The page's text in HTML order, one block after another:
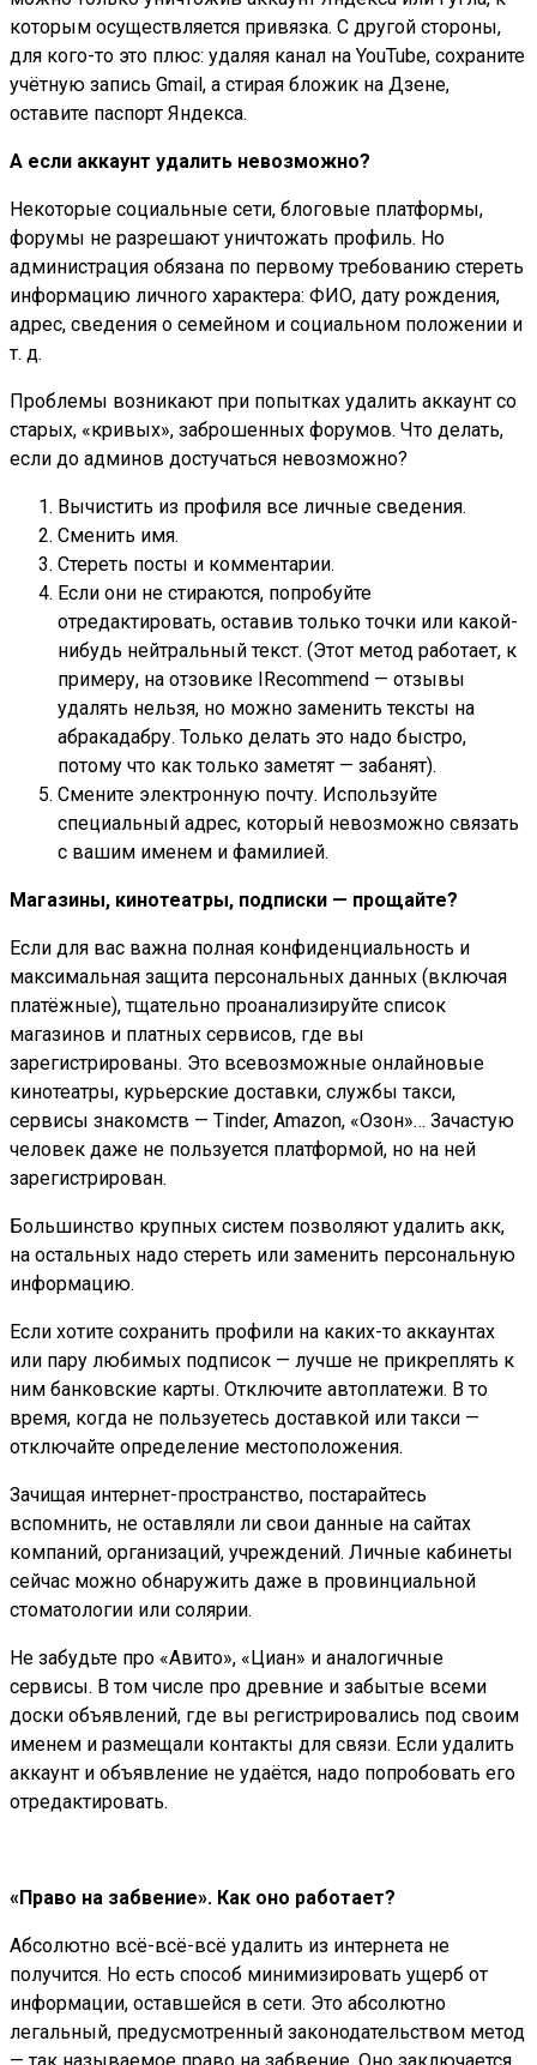
которым осуществляется привязка. С другой стороны,
для кого-то это плюс: удаляя канал на YouTube, сохраните
учётную запись Gmail, а стирая бложик на Дзене,
оставите паспорт Яндекса.
А если аккаунт удалить невозможно?
Некоторые социальные сети, блоговые платформы,
форумы не разрешают уничтожать профиль. Но
администрация обязана по первому требованию стереть
информацию личного характера: ФИО, дату рождения,
адрес, сведения о семейном и социальном положении и
т. д.
Проблемы возникают при попытках удалить аккаунт со
старых, «кривых», заброшенных форумов. Что делать,
если до админов достучаться невозможно?
Вычистить из профиля все личные сведения.
Сменить имя.
Стереть посты и комментарии.
Если они не стираются, попробуйте
отредактировать, оставив только точки или какой-
нибудь нейтральный текст. (Этот метод работает, к
примеру, на отзовике IRecommend — отзывы
удалять нельзя, но можно заменить тексты на
абракадабру. Только делать это надо быстро,
потому что как только заметят — забанят).
Смените электронную почту. Используйте
специальный адрес, который невозможно связать
с вашим именем и фамилией.
Магазины, кинотеатры, подписки — прощайте?
Если для вас важна полная конфиденциальность и
максимальная защита персональных данных (включая
платёжные), тщательно проанализируйте список
магазинов и платных сервисов, где вы
зарегистрированы. Это всевозможные онлайновые
кинотеатры, курьерские доставки, службы такси,
сервисы знакомств — Tinder, Amazon, «Озон»… Зачастую
человек даже не пользуется платформой, но на ней
зарегистрирован.
Большинство крупных систем позволяют удалить акк,
на остальных надо стереть или заменить персональную
информацию.
Если хотите сохранить профили на каких-то аккаунтах
или пару любимых подписок — лучше не прикреплять к
ним банковские карты. Отключите автоплатежи. В то
время, когда не пользуетесь доставкой или такси —
отключайте определение местоположения.
Зачищая интернет-пространство, постарайтесь
вспомнить, не оставляли ли свои данные на сайтах
компаний, организаций, учреждений. Личные кабинеты
сейчас можно обнаружить даже в провинциальной
стоматологии или солярии.
Не забудьте про «Авито», «Циан» и аналогичные
сервисы. В том числе про древние и забытые всеми
доски объявлений, где вы регистрировались под своим
именем и размещали контакты для связи. Если удалить
аккаунт и объявление не удаётся, надо попробовать его
отредактировать.
«Право на забвение». Как оно работает?
Абсолютно всё-всё-всё удалить из интернета не
получится. Но есть способ минимизировать ущерб от
информации, оставшейся в сети. Это абсолютно
легальный, предусмотренный законодательством метод